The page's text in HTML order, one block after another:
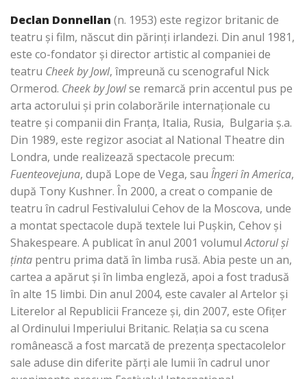
Declan Donnellan (n. 1953) este regizor britanic de
teatru și film, născut din părinți irlandezi. Din anul 1981,
este co-fondator și director artistic al companiei de
teatru Cheek by Jowl, împreună cu scenograful Nick
Ormerod. Cheek by Jowlse remarcă prin accentul pus pe
arta actorului și prin colaborările internaționale cu
teatre și companii din Franța, Italia, Rusia, Bulgaria ș.a.
Din 1989, este regizor asociat al National Theatre din
Londra, unde realizează spectacole precum:
Fuenteovejuna, după Lope de Vega, sau Îngeri în America,
după Tony Kushner. În 2000, a creat o companie de
teatru în cadrul Festivalului Cehov de la Moscova, unde
a montat spectacole după textele lui Pușkin, Cehov și
Shakespeare. A publicat în anul 2001 volumulActorul și
ținta pentru prima dată în limba rusă. Abia peste un an,
cartea a apărut și în limba engleză, apoi a fost tradusă
în alte 15 limbi. Din anul 2004, este cavaler al Artelor și
Literelor al Republicii Franceze și, din 2007, este Ofițer
al Ordinului Imperiului Britanic. Relaţia sa cu scena
românească a fost marcată de prezenţa spectacolelor
sale aduse din diferite părţi ale lumii în cadrul unor